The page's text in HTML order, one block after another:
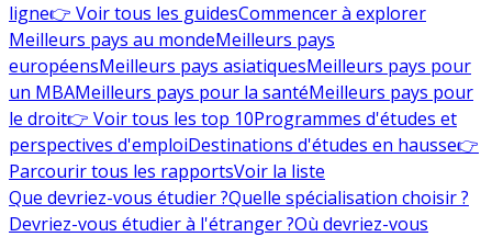
ligne👉 Voir tous les guidesCommencer à explorer
Meilleurs pays au mondeMeilleurs pays
européensMeilleurs pays asiatiquesMeilleurs pays pour
un MBAMeilleurs pays pour la santéMeilleurs pays pour
le droit👉 Voir tous les top 10Programmes d'études et
perspectives d'emploiDestinations d'études en hausse👉
Parcourir tous les rapportsVoir la liste
Que devriez-vous étudier ?Quelle spécialisation choisir ?
Devriez-vous étudier à l'étranger ?Où devriez-vous